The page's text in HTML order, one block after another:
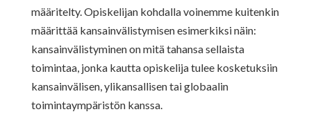
määritelty. Opiskelijan kohdalla voinemme kuitenkin
määrittää kansainvälistymisen esimerkiksi näin:
kansainvälistyminen on mitä tahansa sellaista
toimintaa, jonka kautta opiskelija tulee kosketuksiin
kansainvälisen, ylikansallisen tai globaalin
toimintaympäristön kanssa.